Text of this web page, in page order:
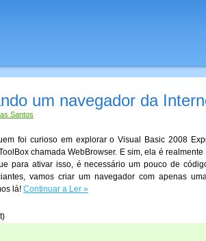
um navegador da
Santos
foi curioso em explorar o Visual Basic 2008
chamada WebBrowser. E sim, ela é
para ativar isso, é necessário um pouco de
vamos criar um navegador com apenas
lá! Continuar a Ler »